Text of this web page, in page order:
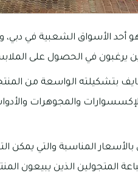
أحد الأسواق الشعبية في
يرغبون في الحصول على
بتشكيلته الواسعة من
والمجوهرات
بالأسعار المناسبة والتي يمكن
المتجولين الذين يبيعون